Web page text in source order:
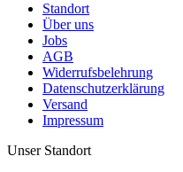
Standort
Über uns
Jobs
AGB
Widerrufsbelehrung
Datenschutzerklärung
Versand
Impressum
Unser Standort